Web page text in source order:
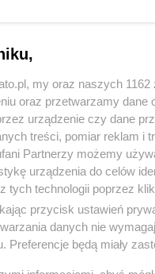
miejskich
najlepsze z
będą
deklaracji o
Rodzice dzieci już
my oraz naszych
oraz przetwarzamy
urządzenie czy dane
treści, pomiar reklam i
Partnerzy możemy
urządzenia do celów
tych technologii poprzez
przycisk ustawień
danych nie
Preferencje będą miały